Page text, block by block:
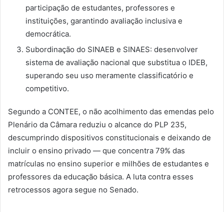
participação de estudantes, professores e
instituições, garantindo avaliação inclusiva e
democrática.
Subordinação do SINAEB e SINAES: desenvolver
sistema de avaliação nacional que substitua o IDEB,
superando seu uso meramente classificatório e
competitivo.
Segundo a CONTEE, o não acolhimento das emendas pelo
Plenário da Câmara reduziu o alcance do PLP 235,
descumprindo dispositivos constitucionais e deixando de
incluir o ensino privado — que concentra 79% das
matrículas no ensino superior e milhões de estudantes e
professores da educação básica. A luta contra esses
retrocessos agora segue no Senado.